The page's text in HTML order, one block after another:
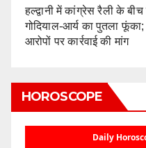
हल्द्वानी में कांग्रेस रैली के
गोदियाल-आर्य का पुतला
आरोपों पर कार्रवाई की मांग
HOROSCOPE